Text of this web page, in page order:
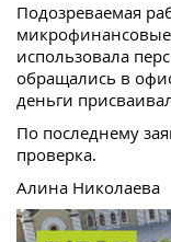
Подозреваемая
микрофинансовые
использовала
обращались в
деньги
По последнему
проверка.
Алина Николаева